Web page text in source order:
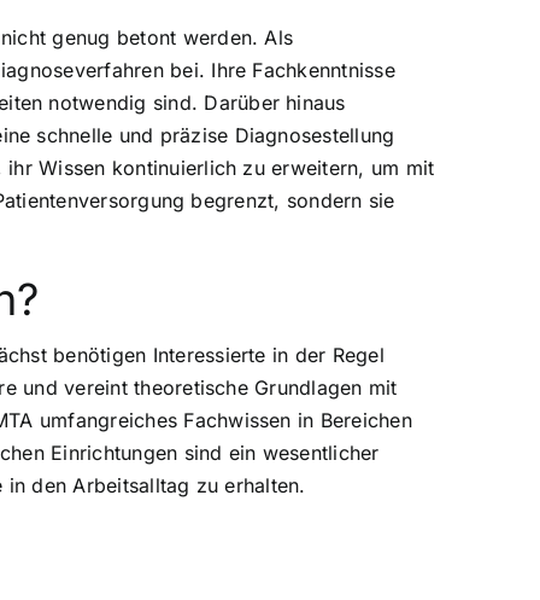
genug betont werden. Als
bei. Ihre Fachkenntnisse
notwendig sind. Darüber hinaus
schnelle und präzise Diagnosestellung
Wissen kontinuierlich zu erweitern, um mit
begrenzt, sondern sie
benötigen Interessierte in der Regel
und vereint theoretische Grundlagen mit
umfangreiches Fachwissen in Bereichen
Einrichtungen sind ein wesentlicher
den Arbeitsalltag zu erhalten.